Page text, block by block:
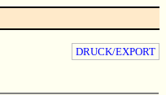
DRUCK/EXPORT